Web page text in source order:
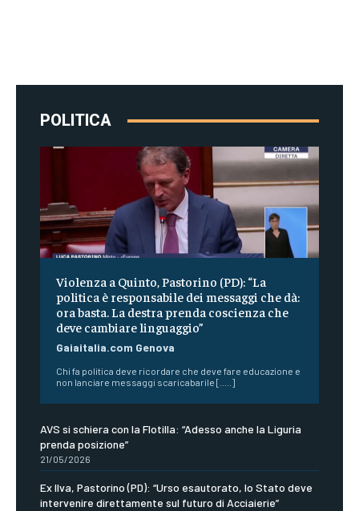
POLITICA
Violenza a Quinto, Pastorino (PD): “La
politica è responsabile dei messaggi che dà:
ora basta. La destra prenda coscienza che
deve cambiare linguaggio”
Gaiaitalia.com Genova
Chi fa politica deve ricordare che deve fare educazione e
non lanciare messaggi scaricabarile [.....]
AVS si schiera con la Flotilla: “Adesso anche la Liguria
prenda posizione”
21/05/2026
Ex Ilva, Pastorino (PD): “Urso esautorato, lo Stato deve
intervenire direttamente sul futuro di Acciaierie”